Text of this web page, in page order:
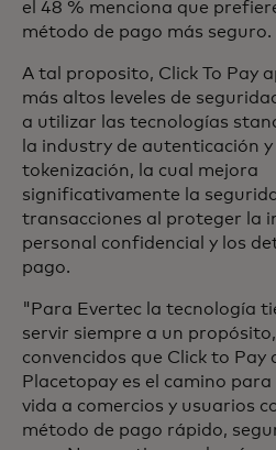
el 48 % menciona que
método de pago más seguro.
A tal proposito, Click To Pay
más altos leveles de
a utilizar las tecnologías
la industry de autenticación y
tokenización, la cual mejora
significativamente la
transacciones al proteger la
personal confidencial y los
pago.
"Para Evertec la tecnología
servir siempre a un
convencidos que Click to Pay
Placetopay es el camino
vida a comercios y usuarios
método de pago rápido,